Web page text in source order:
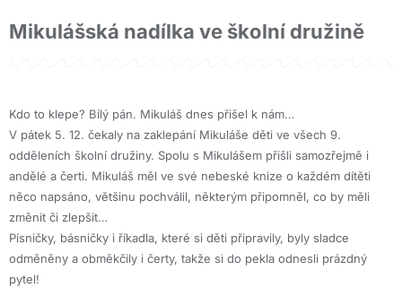
Mikulášská nadílka ve školní družině
Kdo to klepe? Bílý pán. Mikuláš dnes přišel k nám…
V pátek 5. 12. čekaly na zaklepání Mikuláše děti ve všech 9.
odděleních školní družiny. Spolu s Mikulášem přišli samozřejmě i
andělé a čerti. Mikuláš měl ve své nebeské knize o každém dítěti
něco napsáno, většinu pochválil, některým připomněl, co by měli
změnit či zlepšit…
Písničky, básničky i říkadla, které si děti připravily, byly sladce
odměněny a obměkčily i čerty, takže si do pekla odnesli prázdný
pytel!